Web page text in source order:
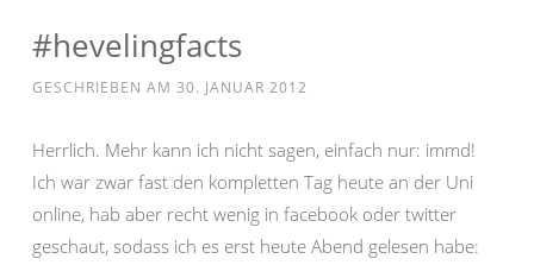
#hevelingfacts
GESCHRIEBEN AM 30. JANUAR 2012
Herrlich. Mehr kann ich nicht sagen, einfach nur: immd!
Ich war zwar fast den kompletten Tag heute an der Uni
online, hab aber recht wenig in facebook oder twitter
geschaut, sodass ich es erst heute Abend gelesen habe: